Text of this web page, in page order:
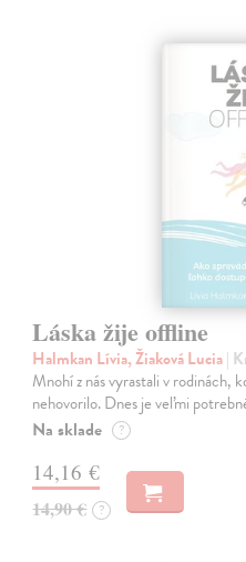
Láska žije offline
Halmkan Lívia, Žiaková Lucia|
Mnohí z nás vyrastali v rodinách,
nehovorilo. Dnes je veľmi
Na sklade ?
14,16 €
14,90 € ?